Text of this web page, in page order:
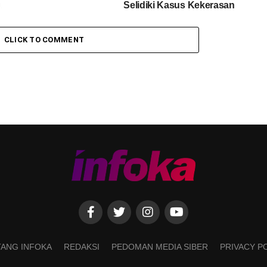
Selidiki Kasus Kekerasan
CLICK TO COMMENT
INFOKA REDAKSI PEDOMAN MEDIA SIBER PRIVACY